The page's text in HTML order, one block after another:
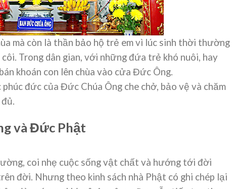
mà còn là thần bảo hộ trẻ em vì lúc sinh thời thường
Trong dân gian, với những đứa trẻ khó nuôi, hay
khoán con lên chùa vào cửa Đức Ông.
đức của Đức Chúa Ông che chở, bảo vệ và chăm
và Đức Phật
coi nhẹ cuộc sống vật chất và hướng tới đời
đời. Nhưng theo kinh sách nhà Phật có ghi chép lại